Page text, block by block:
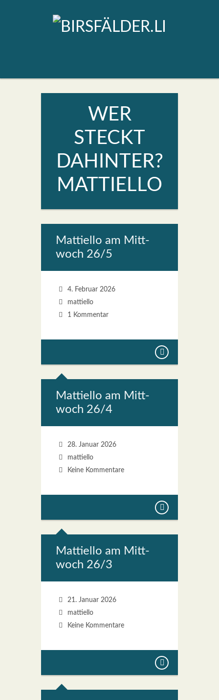
WER
STECKT
DAHINTER?
MATTIELLO
Mat­ti­el­lo am Mitt­
woch 26/5
4. Februar 2026
mattiello
1 Kommentar
Mat­ti­el­lo am Mitt­
woch 26/4
28. Januar 2026
mattiello
Keine Kommentare
Mat­ti­el­lo am Mitt­
woch 26/3
21. Januar 2026
mattiello
Keine Kommentare